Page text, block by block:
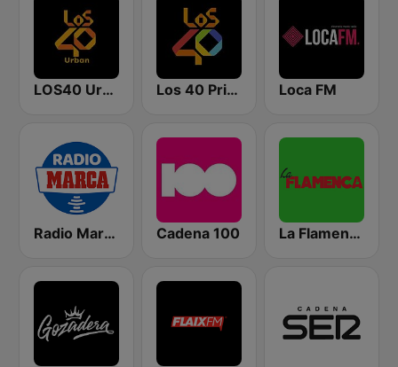
LOS40 Urban Los 40 Principales Loca FM
Radio Marca Nacional Cadena 100 La Flamenca